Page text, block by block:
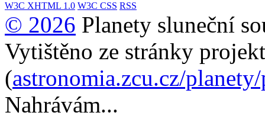
W3C XHTML 1.0 W3C CSS RSS
© 2026 Planety sluneční
Vytištěno ze stránky
(astronomia.zcu.cz/
Nahrávám...